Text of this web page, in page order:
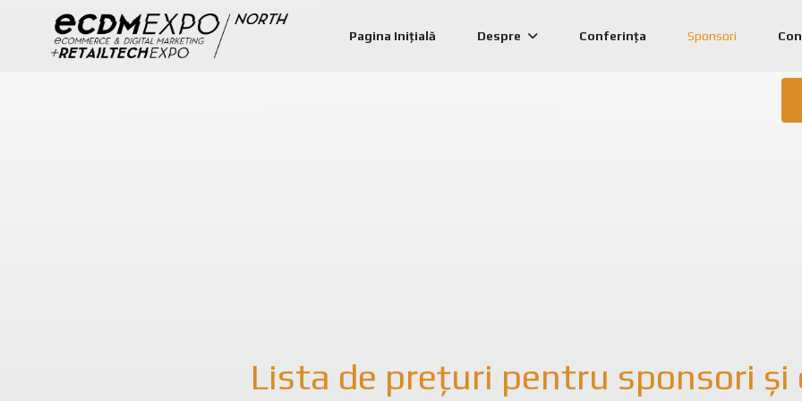
Pagina Inițială Despre Conferința Sponsori
Lista de prețuri pentru sponsori și